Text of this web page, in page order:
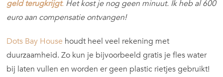
geld terugkrijgt. Het kost je nog geen minuut. Ik heb al 600
euro aan compensatie ontvangen!
Dots Bay House houdt heel veel rekening met
duurzaamheid. Zo kun je bijvoorbeeld gratis je fles water
bij laten vullen en worden er geen plastic rietjes gebruikt!